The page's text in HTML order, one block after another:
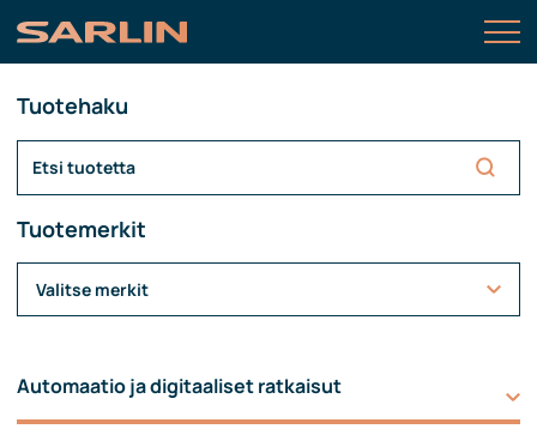
Tuotehaku
Tuotemerkit
Valitse merkit
Automaatio ja digitaaliset ratkaisut